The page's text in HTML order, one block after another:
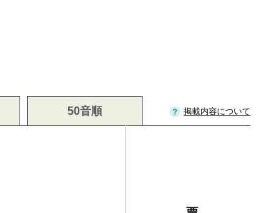
50音順 掲載内容について